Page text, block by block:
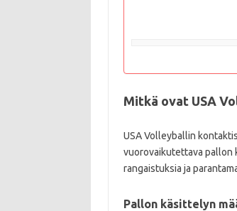
Mitkä ovat USA
USA Volleyballin
vuorovaikutettava pallon
rangaistuksia ja
Pallon käsittelyn